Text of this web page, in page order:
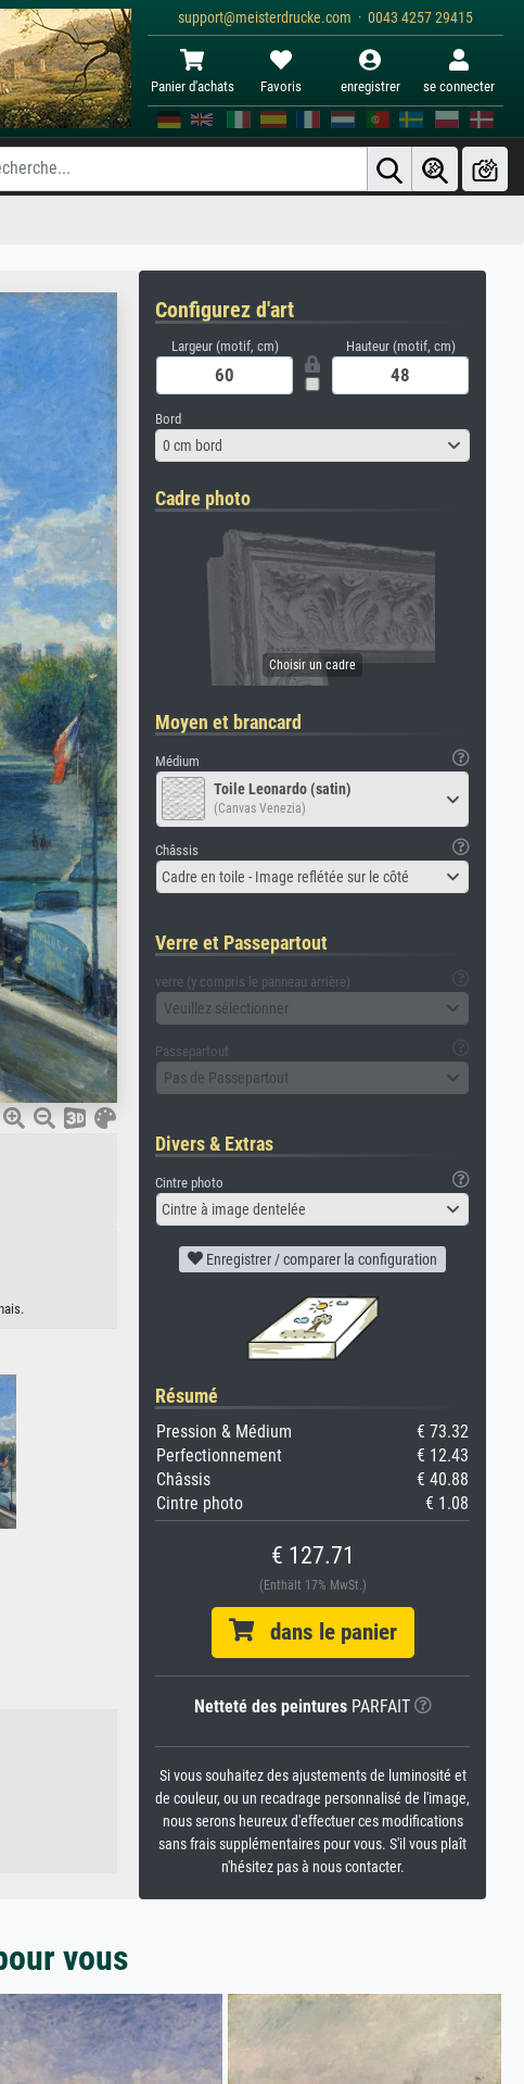
support@meisterdrucke.com · 0043 4257 29415
Panier d'achats Favoris enregistrer se connecter
Configurez d'art
Largeur (motif, cm) Hauteur (motif, cm)
Bord
0 cm bord
Cadre photo
Moyen et brancard
Médium
Toile Leonardo (satin)
(Canvas Venezia)
Châssis
Cadre en toile - Image reflétée sur le côté
Verre et Passepartout
verre (y compris le panneau arrière)
Veuillez sélectionner
Passepartout
Pas de Passepartout
Divers & Extras
Cintre photo
Cintre à image dentelée
Enregistrer / comparer la configuration
Résumé
Pression & Médium
€ 73.32
Perfectionnement
€ 12.43
Châssis
€ 40.88
Cintre photo
€ 1.08
€ 127.71
(Enthält 17% MwSt.)
dans le panier
Netteté des peinturesPARFAIT
Si vous souhaitez des ajustements de luminosité et
de couleur, ou un recadrage personnalisé de l'image,
nous serons heureux d'effectuer ces modifications
sans frais supplémentaires pour vous. S'il vous plaît
n'hésitez pas à nous contacter.
vous